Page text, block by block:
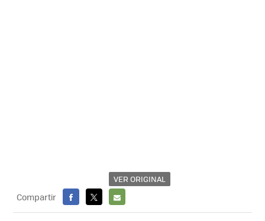
VER ORIGINAL
Compartir
FACEBOOK
X
E-